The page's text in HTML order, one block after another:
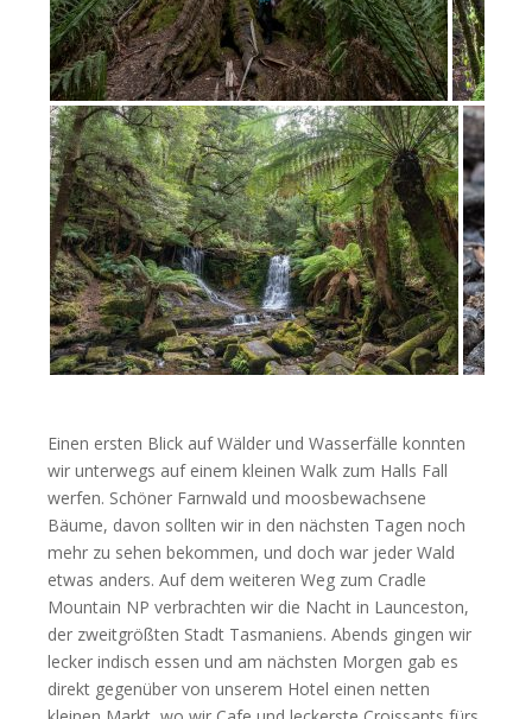
Einen ersten Blick auf Wälder und Wasserfälle konnten
wir unterwegs auf einem kleinen Walk zum Halls Fall
werfen. Schöner Farnwald und moosbewachsene
Bäume, davon sollten wir in den nächsten Tagen noch
mehr zu sehen bekommen, und doch war jeder Wald
etwas anders. Auf dem weiteren Weg zum Cradle
Mountain NP verbrachten wir die Nacht in Launceston,
der zweitgrößten Stadt Tasmaniens. Abends gingen wir
lecker indisch essen und am nächsten Morgen gab es
direkt gegenüber von unserem Hotel einen netten